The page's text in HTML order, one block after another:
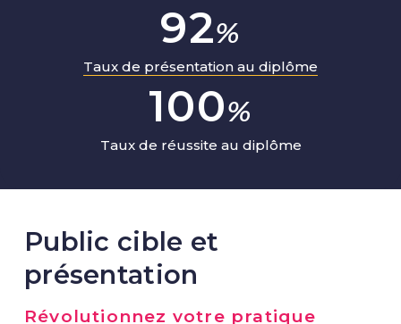
92%
Taux de présentation au diplôme
100%
Taux de réussite au diplôme
Public cible et
présentation
Révolutionnez votre pratique